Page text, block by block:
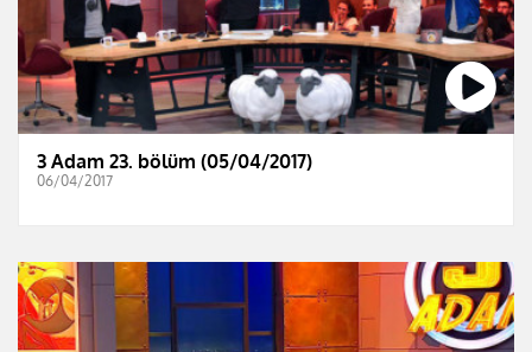
3 Adam 23. bölüm (05/04/2017)
06/04/2017